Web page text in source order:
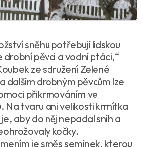
sněhu potřebují lidskou
drobní pěvci a vodní ptáci,“
ze sdružení Zelené
dalším drobným pěvcům lze
přikrmováním ve
Na tvaru ani velikosti krmítka
aby do něj nepadal sníh a
kočky.
je směs semínek, kterou